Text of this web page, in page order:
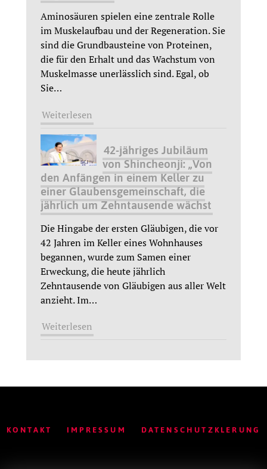
Aminosäuren spielen eine zentrale Rolle
im Muskelaufbau und der Regeneration. Sie
sind die Grundbausteine von Proteinen,
die für den Erhalt und das Wachstum von
Muskelmasse unerlässlich sind. Egal, ob
Sie…
Weiterlesen
42-jähriges Jubiläum
von Shincheonji: „Von
den Anfängen in einem Keller zu
einer Glaubensgemeinschaft, die
jährlich um Zehntausende wächst
Die Hingabe der ersten Gläubigen, die vor
42 Jahren im Keller eines Wohnhauses
begannen, wurde zum Samen einer
Erweckung, die heute jährlich
Zehntausende von Gläubigen aus aller Welt
anzieht. Im…
Weiterlesen
KONTAKT IMPRESSUM DATENSCHUTZKLERUNG